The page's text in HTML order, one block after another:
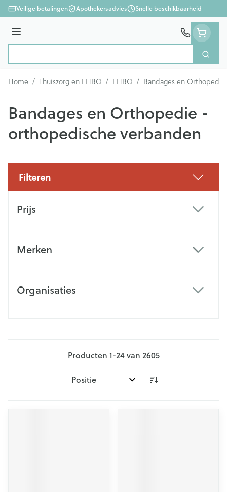
Ga naar de inhoud
Veilige betalingen Apothekersadvies Snelle beschikbaarheid
Menu
Zoek
Home / Thuiszorg en EHBO / EHBO / Bandages en
Bandages en Orthopedie -
orthopedische verbanden
Filteren
Prijs
Merken
Organisaties
Producten 1-24van 2605
Sorteer op: